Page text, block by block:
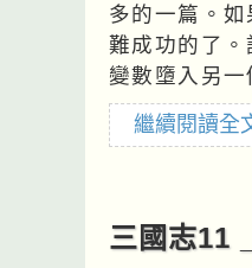
多的一篇。
難成功的了
變數墮入另
繼續閱讀全
三國志11